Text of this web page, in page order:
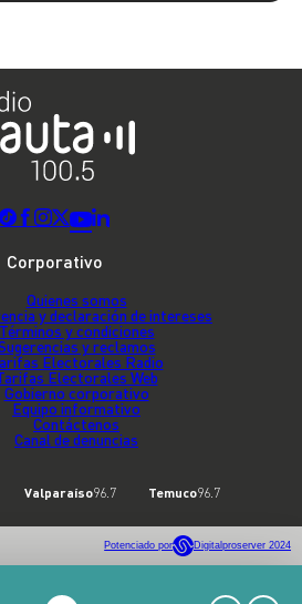
Corporativo
Quienes somos
y declaración de intereses
Términos y condiciones
y reclamos
Electorales Radio
Electorales Web
Gobierno corporativo
Equipo informativo
Contáctenos
Canal de denuncias
Valparaíso96.7 Temuco96.7
Potenciado por Digitalproserver 2024